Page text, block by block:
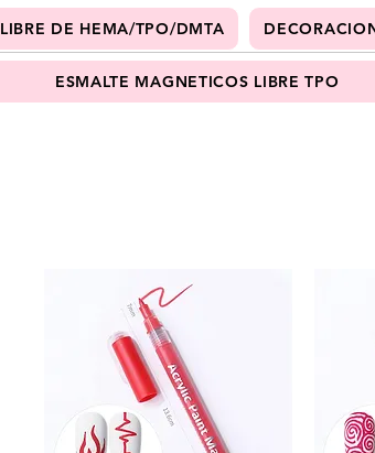
LIBRE DE HEMA/TPO/DMTA
ESMALTE MAGNETICOS LIBRE TPO